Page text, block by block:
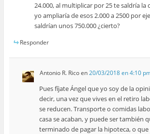
24.000, al multiplicar por 25 te saldría la
yo ampliaría de esos 2.000 a 2500 por
saldrían unos 750.000 ¿cierto?
Responder
Antonio R. Ricoen20/03/2018 en 4:10
Pues fíjate Ángel que yo soy de la
decir, una vez que vives en el retiro
se reducen. Transporte o comidas
casa se acaban, y puede ser también
terminado de pagar la hipoteca, o que